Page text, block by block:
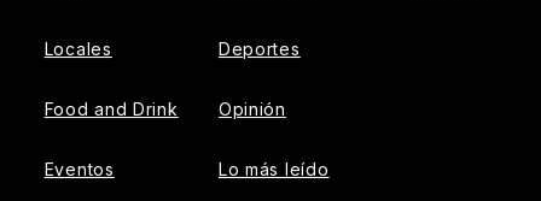
Locales
Food and Drink
Eventos
Deportes
Opinión
Lo más leído